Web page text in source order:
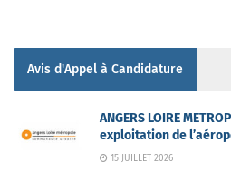
Avis d'Appel à Candidature
ANGERS LOIRE
exploitation de
15 JUILLET 2026